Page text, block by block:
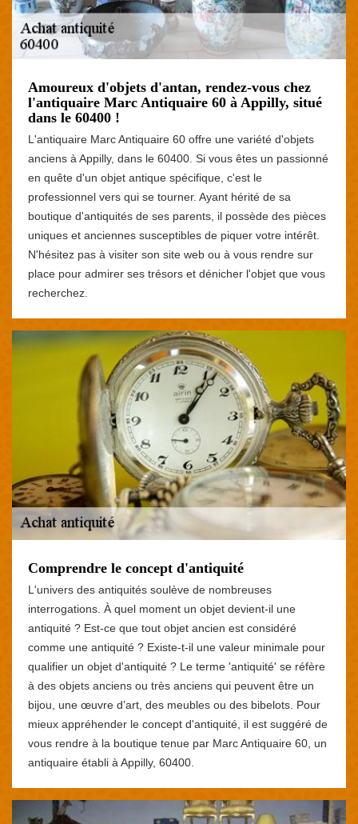
Amoureux d'objets d'antan, rendez-vous chez
l'antiquaire Marc Antiquaire 60 à Appilly, situé
dans le 60400 !
L'antiquaire Marc Antiquaire 60 offre une variété d'objets
anciens à Appilly, dans le 60400. Si vous êtes un passionné
en quête d'un objet antique spécifique, c'est le
professionnel vers qui se tourner. Ayant hérité de sa
boutique d'antiquités de ses parents, il possède des pièces
uniques et anciennes susceptibles de piquer votre intérêt.
N'hésitez pas à visiter son site web ou à vous rendre sur
place pour admirer ses trésors et dénicher l'objet que vous
recherchez.
Comprendre le concept d'antiquité
L'univers des antiquités soulève de nombreuses
interrogations. À quel moment un objet devient-il une
antiquité ? Est-ce que tout objet ancien est considéré
comme une antiquité ? Existe-t-il une valeur minimale pour
qualifier un objet d'antiquité ? Le terme 'antiquité' se réfère
à des objets anciens ou très anciens qui peuvent être un
bijou, une œuvre d’art, des meubles ou des bibelots. Pour
mieux appréhender le concept d'antiquité, il est suggéré de
vous rendre à la boutique tenue par Marc Antiquaire 60, un
antiquaire établi à Appilly, 60400.